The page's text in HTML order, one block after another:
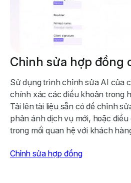
Chỉnh sửa hợp đồng
Sử dụng trình chỉnh sửa AI của
chính xác các điều khoản trong
Tải lên tài liệu sẵn có để chỉnh
phản ánh dịch vụ mới, hoặc
trong mối quan hệ với khách
Chỉnh sửa hợp đồng